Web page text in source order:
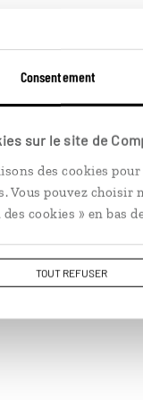
Consentement
sur le site de
des cookies
Vous pouvez choisir
cookies » en bas
TOUT REFUSER